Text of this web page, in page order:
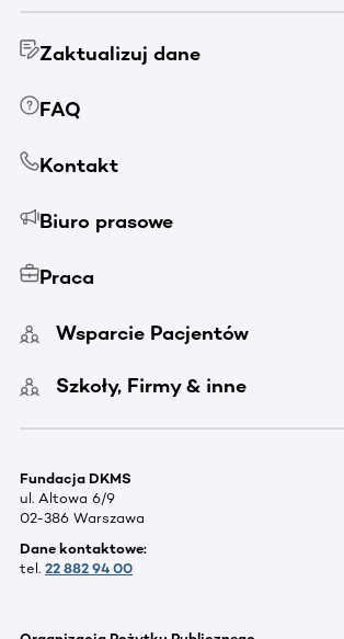
Zaktualizuj dane
FAQ
Kontakt
Biuro prasowe
Praca
Wsparcie Pacjentów
Szkoły, Firmy & inne
Fundacja DKMS
ul. Altowa 6/9
02-386 Warszawa
Dane kontaktowe:
tel. 22 882 94 00